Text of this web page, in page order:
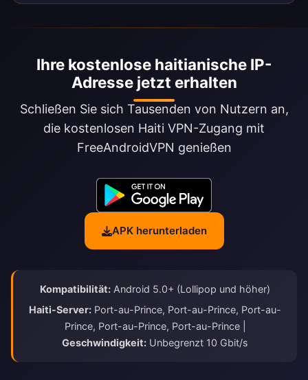
Ihre kostenlose haitianische IP-
Adresse jetzt erhalten
Schließen Sie sich Tausenden von Nutzern an,
die kostenlosen Haiti VPN-Zugang mit
FreeAndroidVPN genießen
APK herunterladen
Kompatibilität: Android 5.0+ (Lollipop und höher)
Haiti-Server: Port-au-Prince, Port-au-Prince, Port-au-
Prince, Port-au-Prince, Port-au-Prince |
Geschwindigkeit: Unbegrenzt 10 Gbit/s